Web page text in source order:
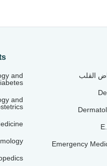
القلب
Emergency
and
and